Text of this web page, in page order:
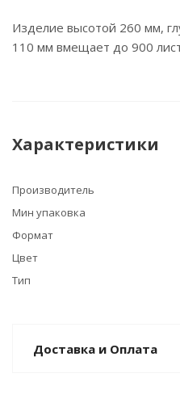
Изделие высотой 260 мм,
110 мм вмещает до 900
Характеристики
Производитель
Мин упаковка
Формат
Цвет
Тип
Доставка и Оплата